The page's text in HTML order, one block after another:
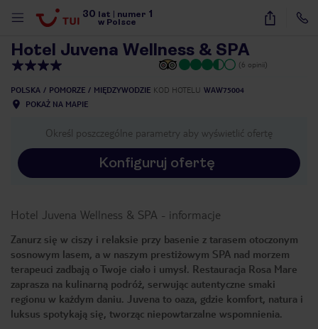
30 lat numer 1
w Polsce
29
Hotel Juvena Wellness & SPA
(6 opinii)
POLSKA POMORZE MIĘDZYWODZIE KOD HOTELU WAW75004
POKAŻ NA MAPIE
Określ poszczególne parametry aby wyświetlić ofertę
Konfiguruj ofertę
Hotel Juvena Wellness & SPA - informacje
Zanurz się w ciszy i relaksie przy basenie z tarasem otoczonym
sosnowym lasem, a w naszym prestiżowym SPA nad morzem
terapeuci zadbają o Twoje ciało i umysł. Restauracja Rosa Mare
zaprasza na kulinarną podróż, serwując autentyczne smaki
regionu w każdym daniu. Juvena to oaza, gdzie komfort, natura i
luksus spotykają się, tworząc niepowtarzalne wspomnienia.